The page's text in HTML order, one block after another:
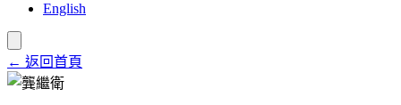
English
← 返回首頁